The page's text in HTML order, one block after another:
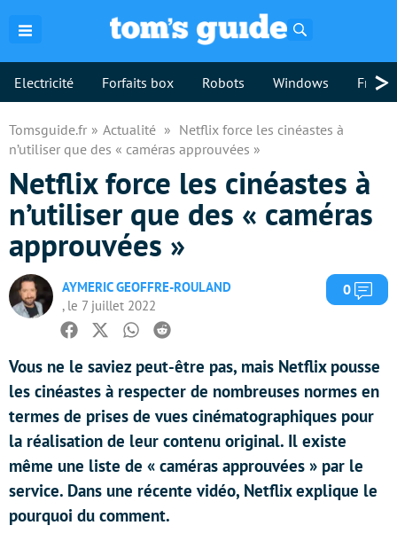
Electricité Forfaits box Robots Windows >
Tomsguide.fr Actualité
Netflix force les cinéastes à
n’utiliser que des « caméras approuvées »
Netflix force les cinéastes à
n’utiliser que des « caméras
approuvées »
AYMERIC GEOFFRE-ROULAND
, le 7 juillet 2022
0
Facebook
TwitterWhatsapp
Reddit
Vous ne le saviez peut-être pas, mais Netflix pousse
les cinéastes à respecter de nombreuses normes en
termes de prises de vues cinématographiques pour
la réalisation de leur contenu original. Il existe
même une liste de « caméras approuvées » par le
service. Dans une récente vidéo, Netflix explique le
pourquoi du comment.